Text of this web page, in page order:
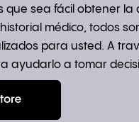
que sea fácil obtener
médico, todos
para usted. A
ayudarlo a tomar